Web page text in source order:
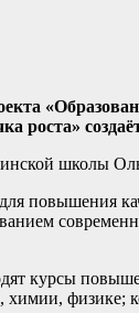
роста»
школы
повышения
курсы
физике;